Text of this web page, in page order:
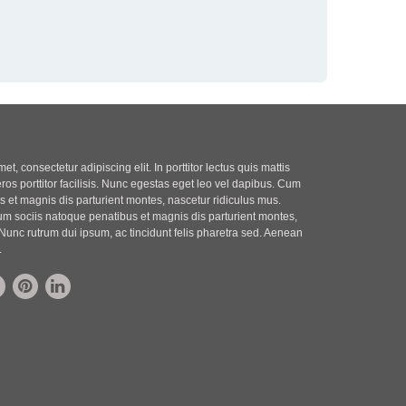
consectetur adipiscing elit. In porttitor lectus quis mattis
porttitor facilisis. Nunc egestas eget leo vel dapibus. Cum
et magnis dis parturient montes, nascetur ridiculus mus.
sociis natoque penatibus et magnis dis parturient montes,
rutrum dui ipsum, ac tincidunt felis pharetra sed. Aenean